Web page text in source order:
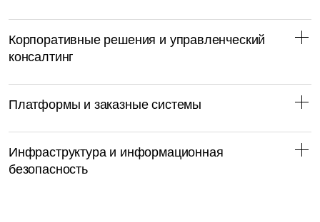
Корпоративные решения и управленческий
консалтинг
Платформы и заказные системы
Инфраструктура и информационная
безопасность